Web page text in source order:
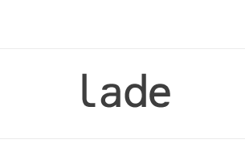
ー